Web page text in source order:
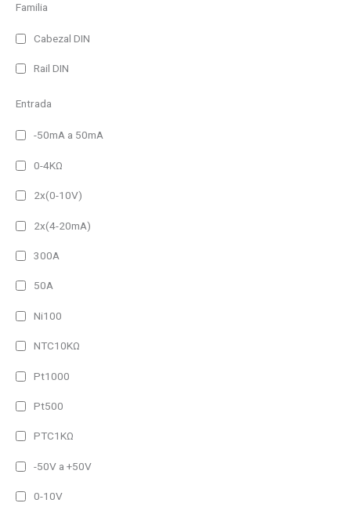
Familia
Cabezal DIN
Rail DIN
Entrada
-50mA a 50mA
0-4KΩ
2x(0-10V)
2x(4-20mA)
300A
50A
Ni100
NTC10KΩ
Pt1000
Pt500
PTC1KΩ
-50V a +50V
0-10V